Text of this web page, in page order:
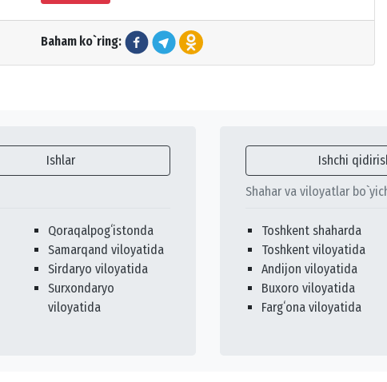
Baham ko`ring:
Ishlar
Qoraqalpogʻistonda
Samarqand viloyatida
Sirdaryo viloyatida
Surxondaryo
viloyatida
Ishchi
Shahar va viloyatlar
Toshkent shaharda
Toshkent viloyatida
Andijon viloyatida
Buxoro viloyatida
Fargʻona viloyatida